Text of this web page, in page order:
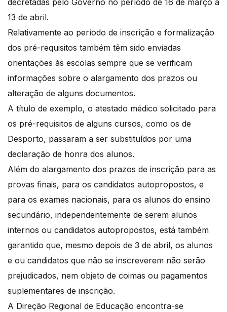
decretadas pelo Governo no período de 16 de março a
13 de abril.
Relativamente ao período de inscrição e formalização
dos pré-requisitos também têm sido enviadas
orientações às escolas sempre que se verificam
informações sobre o alargamento dos prazos ou
alteração de alguns documentos.
A título de exemplo, o atestado médico solicitado para
os pré-requisitos de alguns cursos, como os de
Desporto, passaram a ser substituídos por uma
declaração de honra dos alunos.
Além do alargamento dos prazos de inscrição para as
provas finais, para os candidatos autopropostos, e
para os exames nacionais, para os alunos do ensino
secundário, independentemente de serem alunos
internos ou candidatos autopropostos, está também
garantido que, mesmo depois de 3 de abril, os alunos
e ou candidatos que não se inscreverem não serão
prejudicados, nem objeto de coimas ou pagamentos
suplementares de inscrição.
A Direção Regional de Educação encontra-se